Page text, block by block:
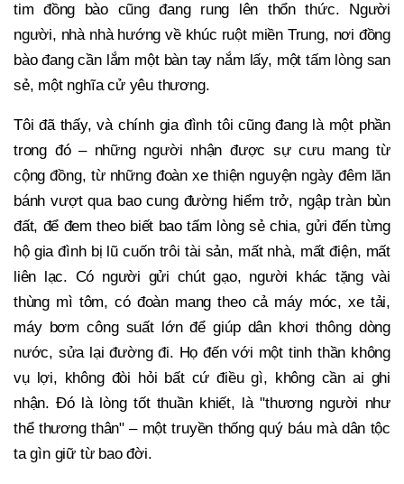
tim đồng bào cũng đang rung lên thổn thức. Người
người, nhà nhà hướng về khúc ruột miền Trung, nơi đồng
bào đang cần lắm một bàn tay nắm lấy, một tấm lòng san
sẻ, một nghĩa cử yêu thương.
Tôi đã thấy, và chính gia đình tôi cũng đang là một phần
trong đó – những người nhận được sự cưu mang từ
cộng đồng, từ những đoàn xe thiện nguyện ngày đêm lăn
bánh vượt qua bao cung đường hiểm trở, ngập tràn bùn
đất, để đem theo biết bao tấm lòng sẻ chia, gửi đến từng
hộ gia đình bị lũ cuốn trôi tài sản, mất nhà, mất điện, mất
liên lạc. Có người gửi chút gạo, người khác tặng vài
thùng mì tôm, có đoàn mang theo cả máy móc, xe tải,
máy bơm công suất lớn để giúp dân khơi thông dòng
nước, sửa lại đường đi. Họ đến với một tinh thần không
vụ lợi, không đòi hỏi bất cứ điều gì, không cần ai ghi
nhận. Đó là lòng tốt thuần khiết, là "thương người như
thể thương thân" – một truyền thống quý báu mà dân tộc
ta gìn giữ từ bao đời.